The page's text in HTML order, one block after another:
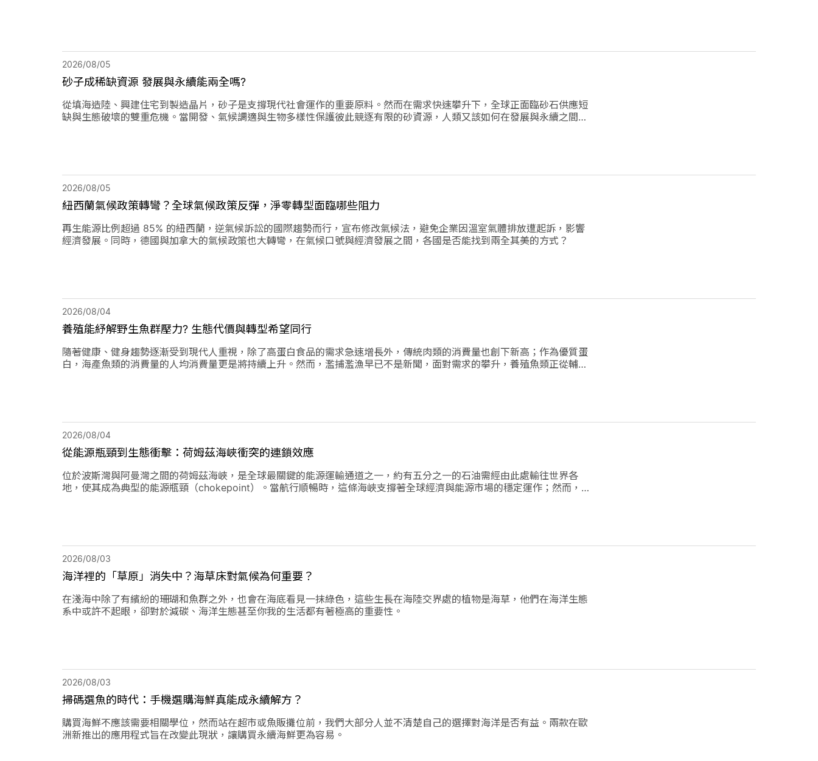
砂子成稀缺資源 發展與永續能兩全嗎?
2026/08/05
從填海造陸、興建住宅到製造晶片，砂子是支撐現代社會運作的重要原料。然而在需求快速攀升下，全球正面臨砂石供應短
缺與生態破壞的雙重危機。當開發、氣候調適與生物多樣性保護彼此競逐有限的砂資源，人類又該如何在發展與永續之間取
紐西蘭氣候政策轉彎？全球氣候政策反彈，淨零轉型面臨哪些阻力
2026/08/05
再生能源比例超過 85% 的紐西蘭，逆氣候訴訟的國際趨勢而行，宣布修改氣候法，避免企業因溫室氣體排放遭起訴，影響
經濟發展。同時，德國與加拿大的氣候政策也大轉彎，在氣候口號與經濟發展之間，各國是否能找到兩全其美的方式？
養殖能紓解野生魚群壓力? 生態代價與轉型希望同行
2026/08/04
隨著健康、健身趨勢逐漸受到現代人重視，除了高蛋白食品的需求急速增長外，傳統肉類的消費量也創下新高；作為優質蛋
白，海產魚類的消費量的人均消費量更是將持續上升。然而，濫捕濫漁早已不是新聞，面對需求的攀升，養殖魚類正從輔助
從能源瓶頸到生態衝擊：荷姆茲海峽衝突的連鎖效應
2026/08/04
位於波斯灣與阿曼灣之間的荷姆茲海峽，是全球最關鍵的能源運輸通道之一，約有五分之一的石油需經由此處輸往世界各
地，使其成為典型的能源瓶頸（chokepoint）。當航行順暢時，這條海峽支撐著全球經濟與能源市場的穩定運作；然而，今
海洋裡的「草原」消失中？海草床對氣候為何重要？
2026/08/03
在淺海中除了有繽紛的珊瑚和魚群之外，也會在海底看見一抹綠色，這些生長在海陸交界處的植物是海草，他們在海洋生態
系中或許不起眼，卻對於減碳、海洋生態甚至你我的生活都有著極高的重要性。
掃碼選魚的時代：手機選購海鮮真能成永續解方？
2026/08/03
購買海鮮不應該需要相關學位，然而站在超市或魚販攤位前，我們大部分人並不清楚自己的選擇對海洋是否有益。兩款在歐
洲新推出的應用程式旨在改變此現狀，讓購買永續海鮮更為容易。